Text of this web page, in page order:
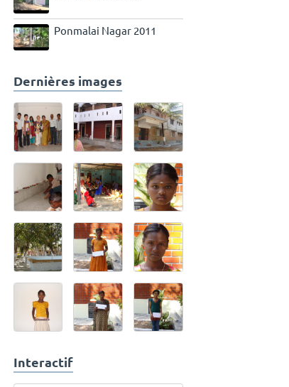
Ponmalai Nagar 2011
Dernières images
Interactif